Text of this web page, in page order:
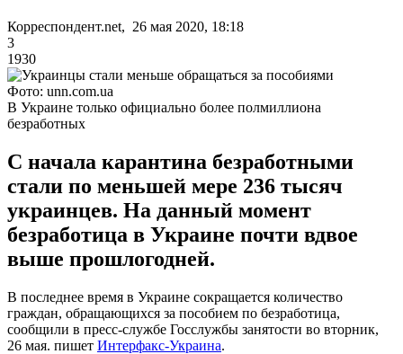
Корреспондент.net, 26 мая 2020, 18:18
3
1930
Фото: unn.com.ua
В Украине только официально более полмиллиона
безработных
С начала карантина безработными
стали по меньшей мере 236 тысяч
украинцев. На данный момент
безработица в Украине почти вдвое
выше прошлогодней.
В последнее время в Украине сокращается количество
граждан, обращающихся за пособием по безработица,
сообщили в пресс-службе Госслужбы занятости во вторник,
26 мая. пишет Интерфакс-Украина.